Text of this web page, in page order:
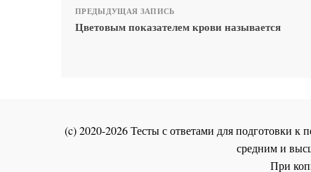
ПРЕДЫДУЩАЯ ЗАПИСЬ
Цветовым показателем крови называется
(c) 2020-2026 Тесты с ответами для подготовки
средним и
При